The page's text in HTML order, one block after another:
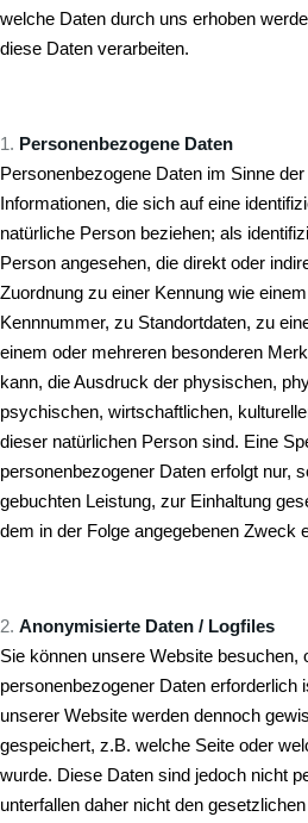
welche Daten durch uns erhoben
diese Daten verarbeiten.
Personenbezogene Daten
Personenbezogene Daten im Sinne
Informationen, die sich auf eine
natürliche Person beziehen; als
Person angesehen, die direkt oder
Zuordnung zu einer Kennung wie
Kennnummer, zu Standortdaten, zu
einem oder mehreren besonderen
kann, die Ausdruck der physischen,
psychischen, wirtschaftlichen,
dieser natürlichen Person sind. Eine
personenbezogener Daten erfolgt nur,
gebuchten Leistung, zur Einhaltung
dem in der Folge angegebenen Zweck
Anonymisierte Daten / Logfiles
Sie können unsere Website besuchen,
personenbezogener Daten erforderlich
unserer Website werden dennoch
gespeichert, z.B. welche Seite oder
wurde. Diese Daten sind jedoch nicht
unterfallen daher nicht den